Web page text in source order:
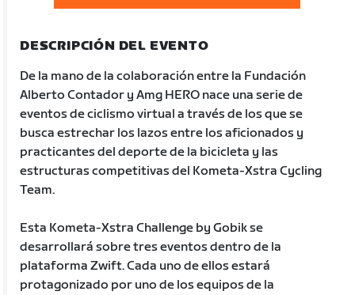
DESCRIPCIÓN DEL EVENTO
De la mano de la colaboración entre la Fundación
Alberto Contador y Amg HERO nace una serie de
eventos de ciclismo virtual a través de los que se
busca estrechar los lazos entre los aficionados y
practicantes del deporte de la bicicleta y las
estructuras competitivas del Kometa-Xstra Cycling
Team.
Esta Kometa-Xstra Challenge by Gobik se
desarrollará sobre tres eventos dentro de la
plataforma Zwift. Cada uno de ellos estará
protagonizado por uno de los equipos de la